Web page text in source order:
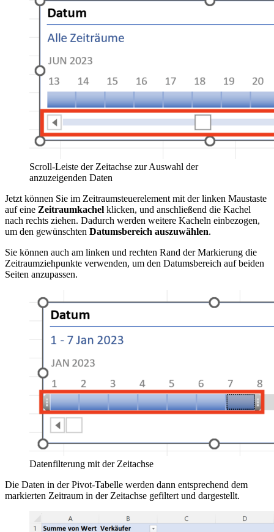
Scroll-Leiste der Zeitachse zur Auswahl der
anzuzeigenden Daten
Jetzt können Sie im Zeitraumsteuerelement mit der linken Maustaste
auf eine Zeitraumkachel klicken, und anschließend die Kachel
nach rechts ziehen. Dadurch werden weitere Kacheln einbezogen,
um den gewünschten Datumsbereich auszuwählen.
Sie können auch am linken und rechten Rand der Markierung die
Zeitraumziehpunkte verwenden, um den Datumsbereich auf beiden
Seiten anzupassen.
Datenfilterung mit der Zeitachse
Die Daten in der Pivot-Tabelle werden dann entsprechend dem
markierten Zeitraum in der Zeitachse gefiltert und dargestellt.